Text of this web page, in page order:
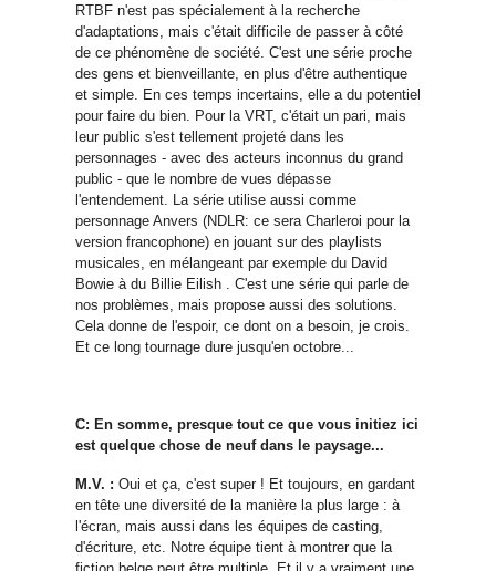
RTBF n'est pas spécialement à la recherche
d'adaptations, mais c'était difficile de passer à côté
de ce phénomène de société. C'est une série proche
des gens et bienveillante, en plus d'être authentique
et simple. En ces temps incertains, elle a du potentiel
pour faire du bien. Pour la VRT, c'était un pari, mais
leur public s'est tellement projeté dans les
personnages - avec des acteurs inconnus du grand
public - que le nombre de vues dépasse
l'entendement. La série utilise aussi comme
personnage Anvers (NDLR: ce sera Charleroi pour la
version francophone) en jouant sur des playlists
musicales, en mélangeant par exemple du David
Bowie à du Billie Eilish
. C'est une série qui parle de
nos problèmes, mais propose aussi des solutions.
Cela donne de l'espoir, ce dont on a besoin, je crois.
Et ce long tournage dure jusqu'en octobre...
C: En somme, presque tout ce que vous initiez ici
est quelque chose de neuf dans le paysage...
M.V. : Oui et ça, c'est super ! Et toujours, en gardant
en tête une diversité de la manière la plus large : à
l'écran, mais aussi dans les équipes de casting,
d'écriture, etc. Notre équipe tient à montrer que la